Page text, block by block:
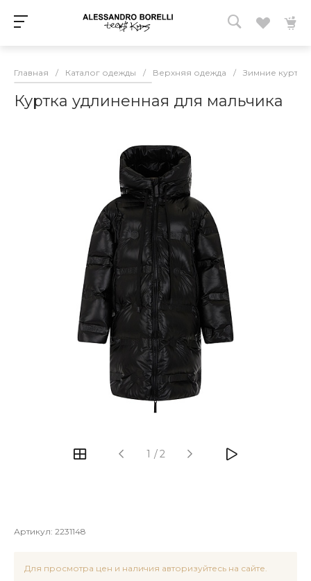
Главная / Каталог одежды / Верхняя одежда / Зимние куртки
Куртка удлиненная для мальчика
1 /2
Артикул: 2231148
Для просмотра цен и наличия авторизуйтесь на сайте.